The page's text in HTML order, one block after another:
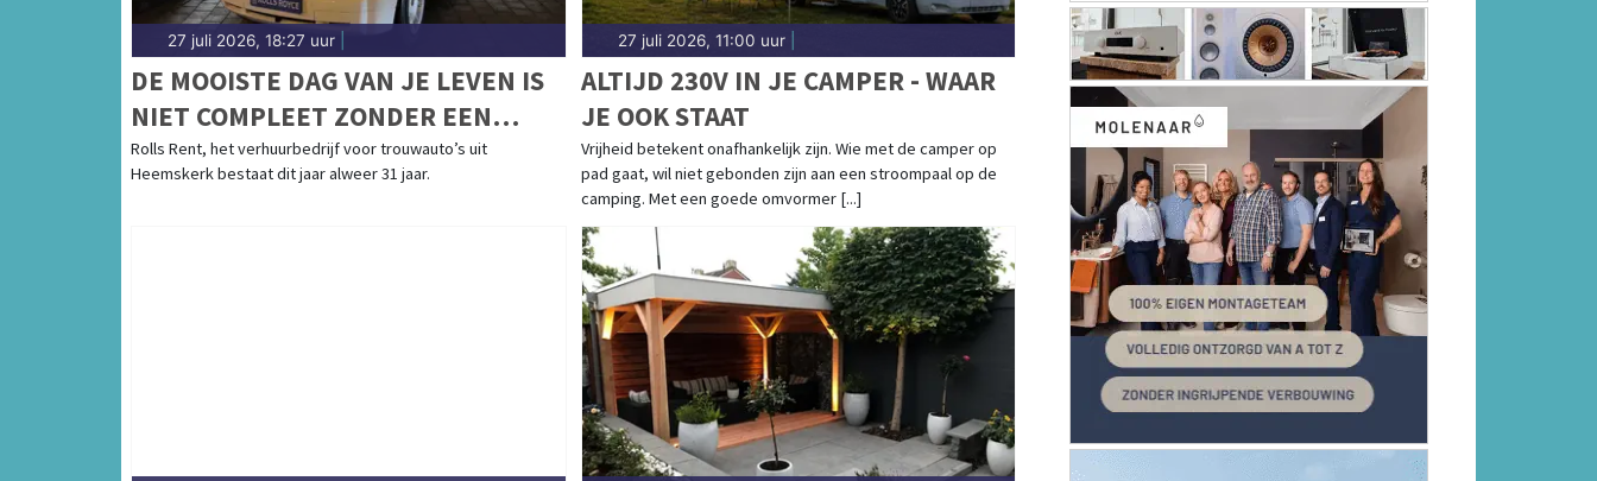
27 juli 2026, 18:27 uur
DE MOOISTE DAG VAN JE LEVEN IS
NIET COMPLEET ZONDER EEN
MOOIE TROUWAUTO
Rolls Rent, het verhuurbedrijf voor trouwauto’s uit
Heemskerk bestaat dit jaar alweer 31 jaar.
27 juli 2026, 11:00 uur|
ALTIJD 230V IN JE CAMPER - WAAR
JE OOK STAAT
Vrijheid betekent onafhankelijk zijn. Wie met de camper op
pad gaat, wil niet gebonden zijn aan een stroompaal op de
camping. Met een goede omvormer [...]